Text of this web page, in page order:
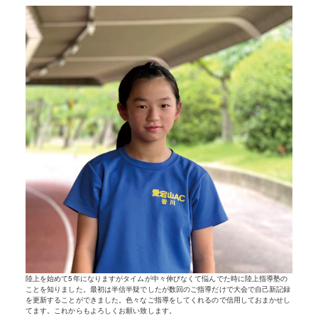
陸上を始めて5年になりますがタイムが中々伸びなくて悩んでた時に陸上指導塾の
ことを知りました。最初は半信半疑でしたが数回のご指導だけで大会で自己新記録
を更新することができました。色々なご指導をしてくれるので信用しておまかせし
てます。これからもよろしくお願い致します。